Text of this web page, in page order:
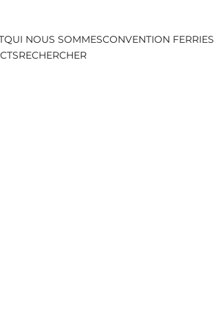
QUI NOUS SOMMESCONVENTION FERRIES
RECHERCHER